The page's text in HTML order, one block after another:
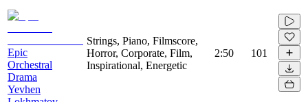
Epic
Orchestral
Drama
Yevhen
Strings, Piano, Filmscore,
Horror, Corporate, Film,
Inspirational, Energetic
2:50 101